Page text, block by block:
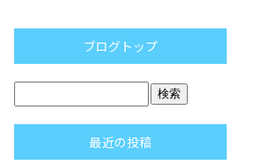
ブログトップ
最近の投稿